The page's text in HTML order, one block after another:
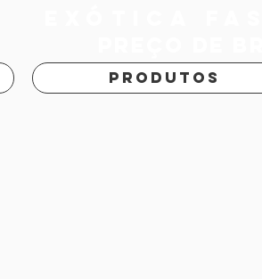
PRODUTOS